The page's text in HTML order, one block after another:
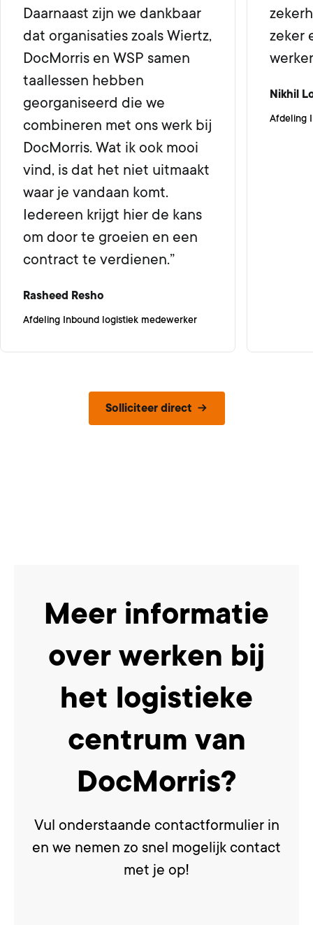
zeker
Nikhil
Afdeling
Daarnaast zijn we dankbaar
dat organisaties zoals Wiertz,
DocMorris en WSP samen
taallessen hebben
georganiseerd die we
combineren met ons werk bij
DocMorris. Wat ik ook mooi
vind, is dat het niet uitmaakt
waar je vandaan komt.
Iedereen krijgt hier de kans
om door te groeien en een
contract te verdienen.”
Rasheed Resho
Afdeling Inbound logistiek medewerker
Solliciteer direct
Meer informatie
over werken bij
het logistieke
centrum van
DocMorris?
Vul onderstaande contactformulier in
en we nemen zo snel mogelijk contact
met je op!